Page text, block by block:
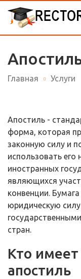
Главная Услуги
Апостиль -
форма, которая
законную силу и
использовать его
иностранных
являющихся
конвенции.
юридическую силу
стран.
Кто имеет
апостиль